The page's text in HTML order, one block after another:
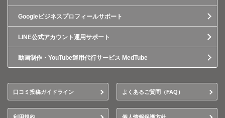
Googleビジネスプロフィールサポート
LINE公式アカウント運用サポート
動画制作・YouTube運用代行サービス MedTube
口コミ投稿ガイドライン よくあるご質問（FAQ）